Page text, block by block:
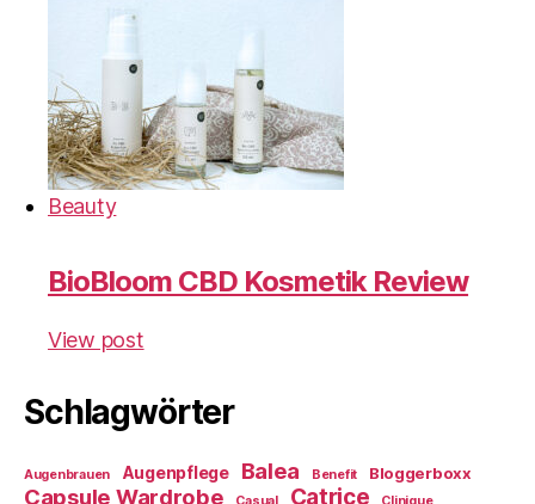
Beauty
BioBloom CBD Kosmetik Review
View post
Schlagwörter
Augenbrauen Augenpflege Balea Benefit Bloggerboxx
Capsule Wardrobe Casual Catrice Clinique